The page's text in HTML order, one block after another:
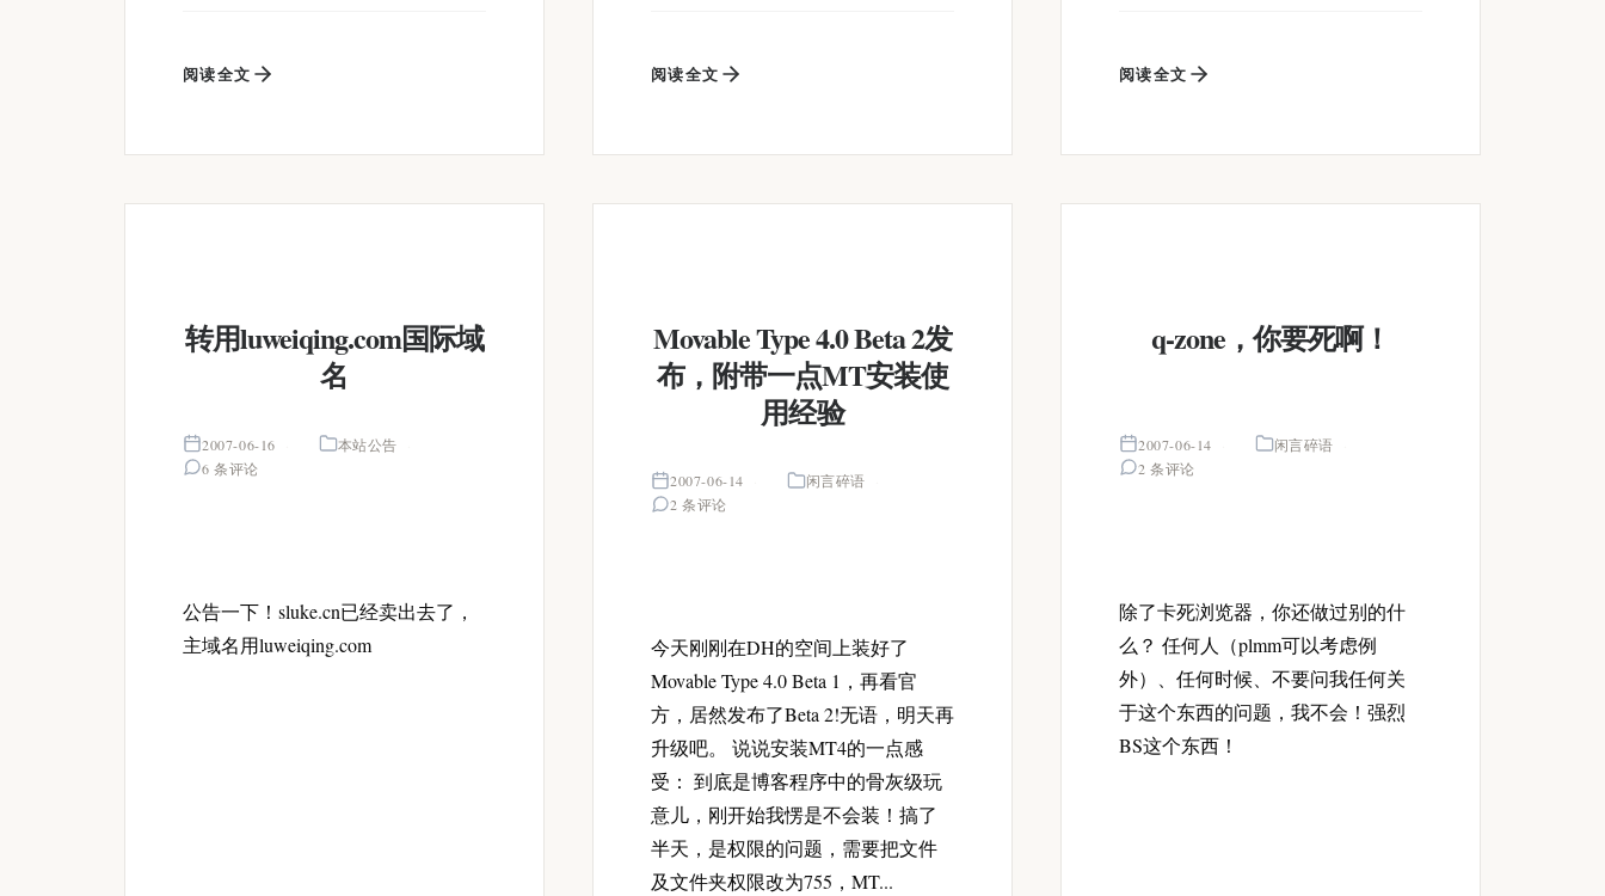
阅读全文 阅读全文 阅读全文
转用luweiqing.com国际域
名
2007-06-16
本站公告
6 条评论
公告一下！sluke.cn已经卖出去了，
主域名用luweiqing.com
Movable Type 4.0 Beta 2发
布，附带一点MT安装使
用经验
2007-06-14
闲言碎语
2 条评论
今天刚刚在DH的空间上装好了
Movable Type 4.0 Beta 1，再看官
方，居然发布了Beta 2!无语，明天再
升级吧。 说说安装MT4的一点感
受： 到底是博客程序中的骨灰级玩
意儿，刚开始我愣是不会装！搞了
半天，是权限的问题，需要把文件
及文件夹权限改为755，MT...
q-zone，你要死啊！
2007-06-14
闲言碎语
2 条评论
除了卡死浏览器，你还做过别的什
么？ 任何人（plmm可以考虑例
外）、任何时候、不要问我任何关
于这个东西的问题，我不会！强烈
BS这个东西！